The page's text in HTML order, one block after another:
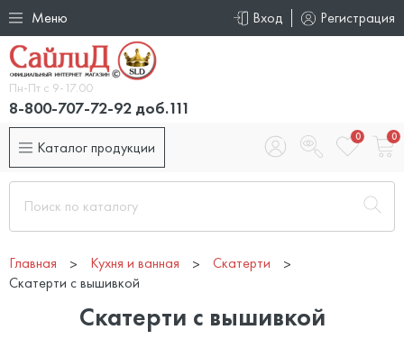
Меню Вход Регистрация
Пн-Пт с 9-17.00
8-800-707-72-92 доб.111
Каталог продукции
0 0
Главная Кухня и ванная
Скатерти
Скатерти с вышивкой
Скатерти с вышивкой